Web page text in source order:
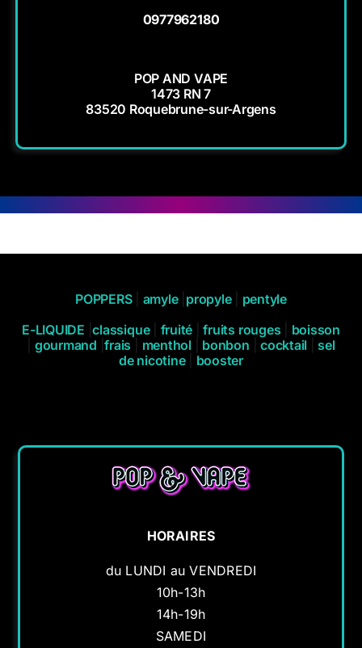
0977962180
POP AND VAPE
1473 RN 7
83520 Roquebrune-sur-Argens
POPPERS| amyle| propyle| pentyle
E-LIQUIDE |classique fruité fruits rouges
boisson
gourmand |frais menthol bonbon |cocktail
sel
de nicotine| booster
HORAIRES
du LUNDI au VENDREDI
10h-13h
14h-19h
SAMEDI